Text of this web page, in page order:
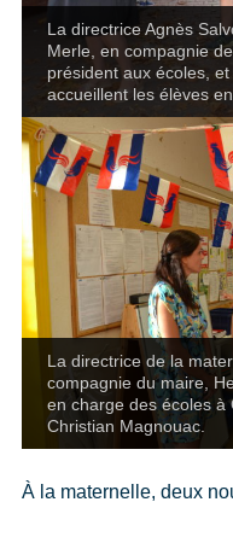
La directrice Agnès
Merle, en compagnie
président aux écoles,
accueillent les élèves
La directrice de la
compagnie du maire,
en charge des écoles à
Christian Magnouac.
À la maternelle, deux